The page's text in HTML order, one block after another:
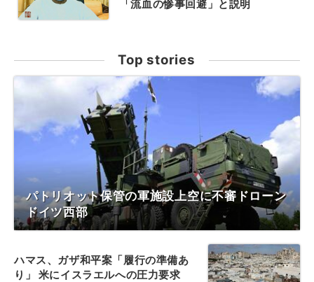
「流血の惨事回避」と説明
Top stories
パトリオット保管の軍施設上空に不審ドローン
ドイツ西部
ハマス、ガザ和平案「履行の準備あ
り」 米にイスラエルへの圧力要求